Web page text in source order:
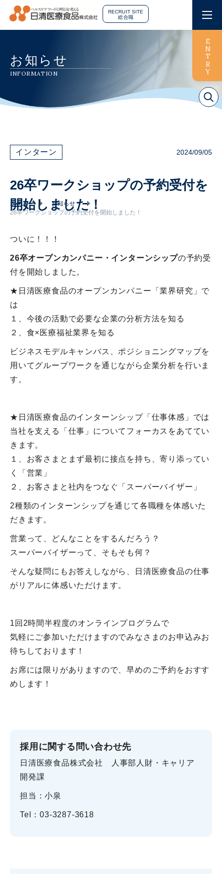
RECRUIT SITE
総合職
採用情報
ENTRY
ホーム
お知らせ
26卒ワークショップの予約受付を開始しました！
お知らせ
INFORMATION
インターン 2024/09/05
26卒ワークショップの予約受付を
開始しました！
ついに！！！
26卒オープンカンパニー・インターンシップの予約受
付を開始しました。
★日清医療食品のオープンカンパニー「業界研究」で
は
１、今後の活動で必要な企業の分析方法を知る
２、食×医療福祉業界を知る
ビジネスモデルキャンバス、ポジショニングマップを
用いてグループワークを通じながら企業分析を行いま
す。
★日清医療食品のインターンシップ「仕事体感」では
当社を支える「仕事」についてフォーカスをあててい
きます。
１、お客さまとまず最初に接点を持ち、寄り添ってい
く「営業」
２、お客さまと社内をつなぐ「スーパーバイザー」
2種類のインターンシップを通じて各職種を体感いた
だきます。
営業って、どんなことをするんだろう？
スーパーバイザーって、そもそも何？
そんな疑問にもお答えしながら、日清医療食品の仕事
がリアルに体感いただけます。
1回2時間半程度のオンラインプログラムで
気軽にご参加いただけますのでみなさまのお申込みお
待ちしております！
お席には限りがありますので、早めのご予約をおすす
めします！
採用に関する問い合わせ先
日清医療食品株式会社 人事部人財・キャリア
開発課
担当：小泉
Tel：03-3287-3618